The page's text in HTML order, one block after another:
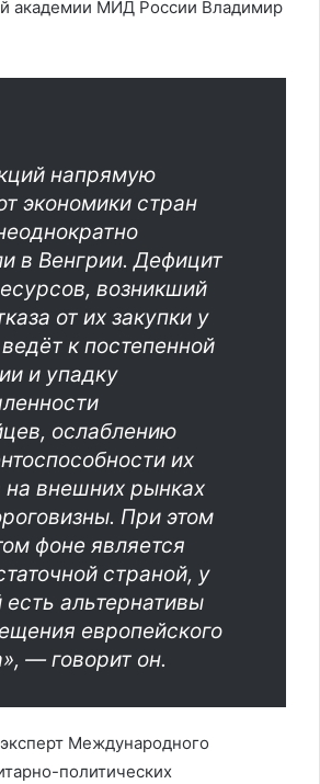
академии МИД России Владимир
напрямую
экономики стран
в Венгрии. Дефицит
возникший
от их закупки у
к постепенной
и упадку
ослаблению
их
на внешних рынках
При этом
фоне является
страной, у
есть альтернативы
европейского
— говорит он.
Международного
политических